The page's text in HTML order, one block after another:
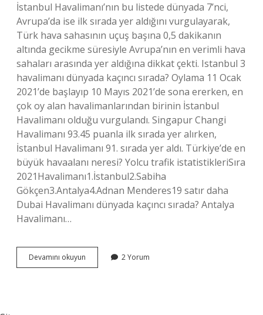
İstanbul Havalimanı’nın bu listede dünyada 7’nci,
Avrupa’da ise ilk sırada yer aldığını vurgulayarak,
Türk hava sahasının uçuş başına 0,5 dakikanın
altında gecikme süresiyle Avrupa’nın en verimli hava
sahaları arasında yer aldığına dikkat çekti. Istanbul 3
havalimanı dünyada kaçıncı sırada? Oylama 11 Ocak
2021’de başlayıp 10 Mayıs 2021’de sona ererken, en
çok oy alan havalimanlarından birinin İstanbul
Havalimanı olduğu vurgulandı. Singapur Changi
Havalimanı 93.45 puanla ilk sırada yer alırken,
İstanbul Havalimanı 91. sırada yer aldı. Türkiye’de en
büyük havaalanı neresi? Yolcu trafik istatistikleriSıra
2021Havalimanı1.İstanbul2.Sabiha
Gökçen3.Antalya4.Adnan Menderes19 satır daha
Dubai Havalimanı dünyada kaçıncı sırada? Antalya
Havalimanı…
Devamını okuyun Dünyanın
En
2 Yorum